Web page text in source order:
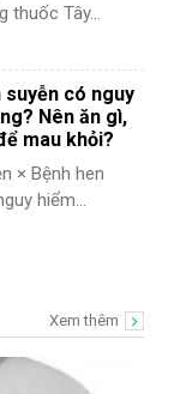
thuốc Tây...
suyễn có nguy
Nên ăn gì,
mau khỏi?
× Bệnh hen
hiểm...
Xem thêm